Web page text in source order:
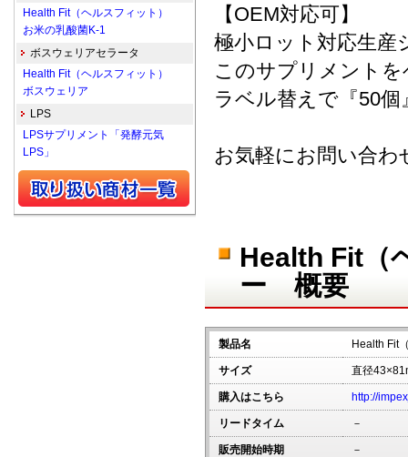
【OEM対応可】
極小ロット対応生産
このサプリメント
ラベル替えで『50
お気軽にお問い合わ
Health Fit（
ー 概要
製品名 Health Fit
サイズ 直径
購入はこちら http://
リードタイム －
販売開始時期 －
Health Fit（ヘルスフィット）
お米の乳酸菌K-1
ボスウェリアセラータ
Health Fit（ヘルスフィット）
ボスウェリア
LPS
LPSサプリメント「発酵元気
LPS」